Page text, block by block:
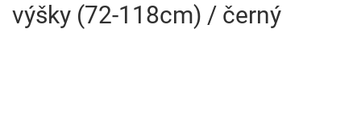
výšky (72-118cm) / černý